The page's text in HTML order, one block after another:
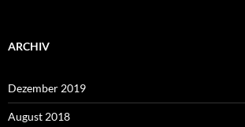
ARCHIV
Dezember 2019
August 2018